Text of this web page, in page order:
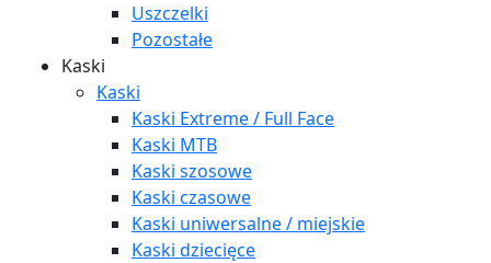
Uszczelki
Pozostałe
Kaski
Kaski
Kaski Extreme / Full Face
Kaski MTB
Kaski szosowe
Kaski czasowe
Kaski uniwersalne / miejskie
Kaski dziecięce